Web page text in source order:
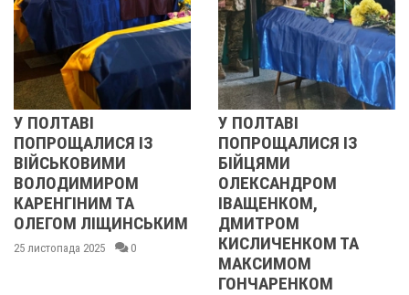
ІЗ
ТА
ЛІЩИНСЬКИМ
2025 0
У ПОЛТАВІ
ПОПРОЩАЛИСЯ ІЗ
БІЙЦЯМИ
ОЛЕКСАНДРОМ
ІВАЩЕНКОМ,
ДМИТРОМ
КИСЛИЧЕНКОМ ТА
МАКСИМОМ
ГОНЧАРЕНКОМ